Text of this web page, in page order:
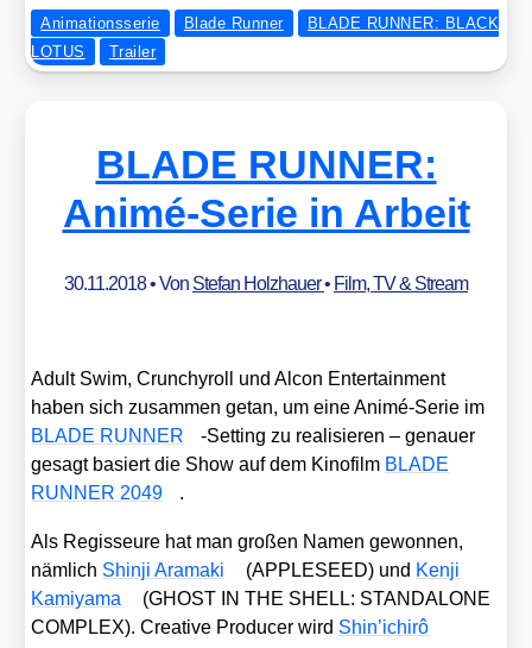
Animationsserie Blade Runner
BLADE RUNNER: BLACK
LOTUS
Trailer
BLADE RUNNER:
Animé-Serie in Arbeit
30.11.2018• Von Stefan Holzhauer• Film, TV & Stream
Adult Swim, Crun­chy­roll und Alcon Enter­tain­ment
haben sich zusam­men getan, um eine Ani­mé-Serie im
BLADE RUNNER
-Set­ting zu rea­li­sie­ren – genau­er
gesagt basiert die Show auf dem Kino­film BLADE
RUNNER 2049
.
Als Regis­seu­re hat man gro­ßen Namen gewon­nen,
näm­lich Shin­ji Ara­ma­ki (APPLESEED) und Ken­ji
Kami­ya­ma
(GHOST IN THE SHELL: STANDALONE
COMPLEX). Crea­ti­ve Pro­du­cer wird Shin’i­chirô